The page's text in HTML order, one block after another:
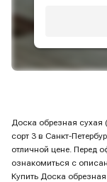
Доска обрезная сухая
сорт 3 в Санкт-
отличной цене. Перед
ознакомиться с
Купить Доска